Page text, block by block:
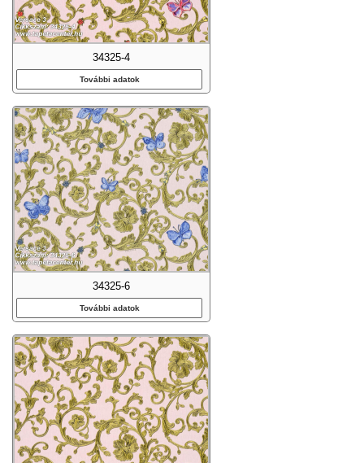
34325-4
További adatok
34325-6
További adatok